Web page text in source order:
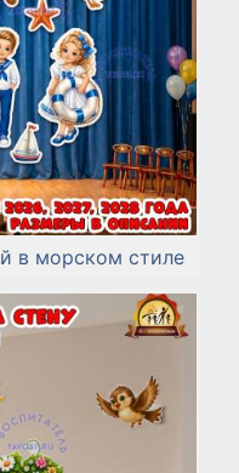
в морском стиле